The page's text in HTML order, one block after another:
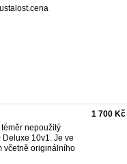
nepoužitý
10v1. Je ve
včetně originálního
1 700 Kč